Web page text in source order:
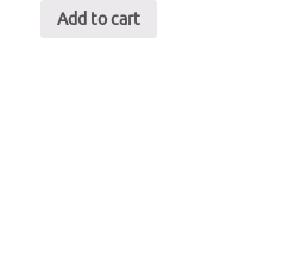
Add to cart